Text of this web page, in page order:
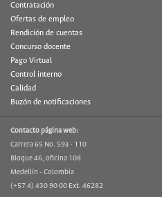
Contratación
Ofertas de empleo
Rendición de cuentas
Concurso docente
Pago Virtual
Control interno
Calidad
Buzón de notificaciones
Contacto página web:
Carrera 65 No. 59a - 110
Bloque 46, oficina 108
Medellín - Colombia
(+57 4) 430 90 00 Ext. 46282